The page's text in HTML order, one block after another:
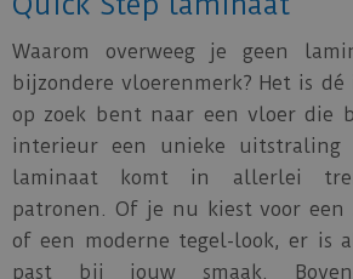
Waarom overweeg je geen
bijzondere vloerenmerk? Het is dé
op zoek bent naar een vloer die
interieur een unieke uitstraling
laminaat komt in allerlei
patronen. Of je nu kiest voor
of een moderne tegel-look, er is
past bij jouw smaak.